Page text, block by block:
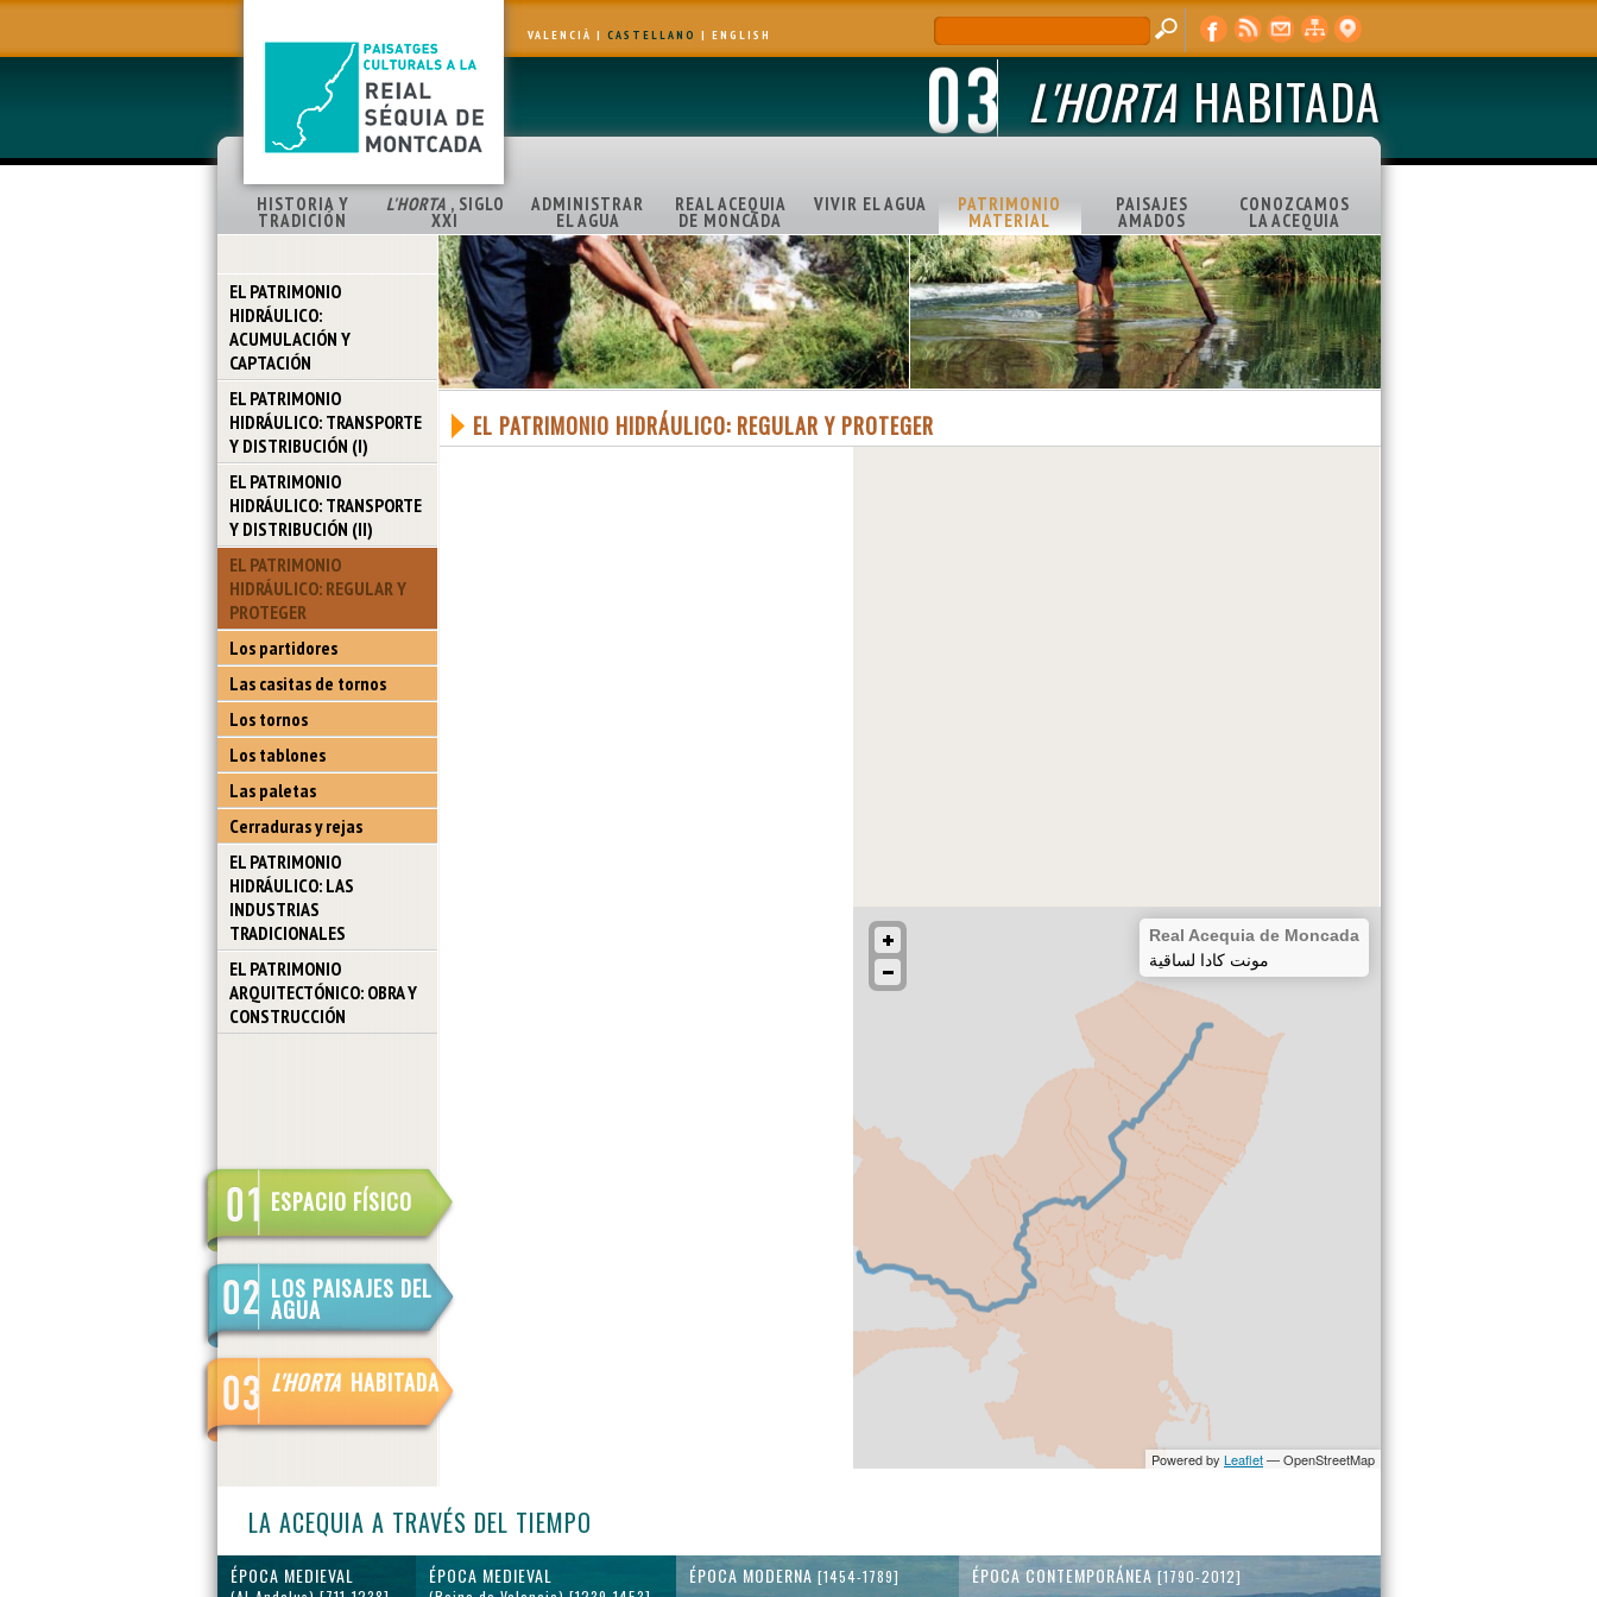
VALENCIÀ | CASTELLANO | ENGLISH
L'HORTA HABITADA
HISTORIA Y
TRADICIÓN
L'HORTA , SIGLO
XXI
ADMINISTRAR
EL AGUA
REAL ACEQUIA
DE MONCADA
VIVIR EL AGUA PATRIMONIO
MATERIAL
PAISAJES
AMADOS
CONOZCAMOS
LA ACEQUIA
EL PATRIMONIO
HIDRÁULICO:
ACUMULACIÓN Y
CAPTACIÓN
EL PATRIMONIO
HIDRÁULICO: TRANSPORTE
Y DISTRIBUCIÓN (I)
EL PATRIMONIO
HIDRÁULICO: TRANSPORTE
Y DISTRIBUCIÓN (II)
EL PATRIMONIO
HIDRÁULICO: REGULAR Y
PROTEGER
Los partidores
Las casitas de tornos
Los tornos
Los tablones
Las paletas
Cerraduras y rejas
EL PATRIMONIO
HIDRÁULICO: LAS
INDUSTRIAS
TRADICIONALES
EL PATRIMONIO
ARQUITECTÓNICO: OBRA Y
CONSTRUCCIÓN
ESPACIO FÍSICO
LOS PAISAJES DEL
AGUA
L'HORTA HABITADA
EL PATRIMONIO HIDRÁULICO: REGULAR Y PROTEGER
LA ACEQUIA A TRAVÉS DEL TIEMPO
ÉPOCA MEDIEVAL ÉPOCA MEDIEVAL ÉPOCA MODERNA [1454-1789] ÉPOCA CONTEMPORÁNEA [1790-2012]